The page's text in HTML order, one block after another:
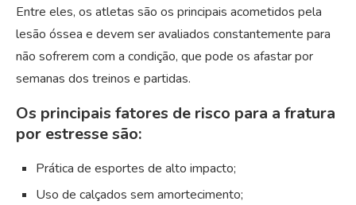
Entre eles, os atletas são os principais acometidos pela
lesão óssea e devem ser avaliados constantemente para
não sofrerem com a condição, que pode os afastar por
semanas dos treinos e partidas.
Os principais fatores de risco para a fratura
por estresse são:
Prática de esportes de alto impacto;
Uso de calçados sem amortecimento;